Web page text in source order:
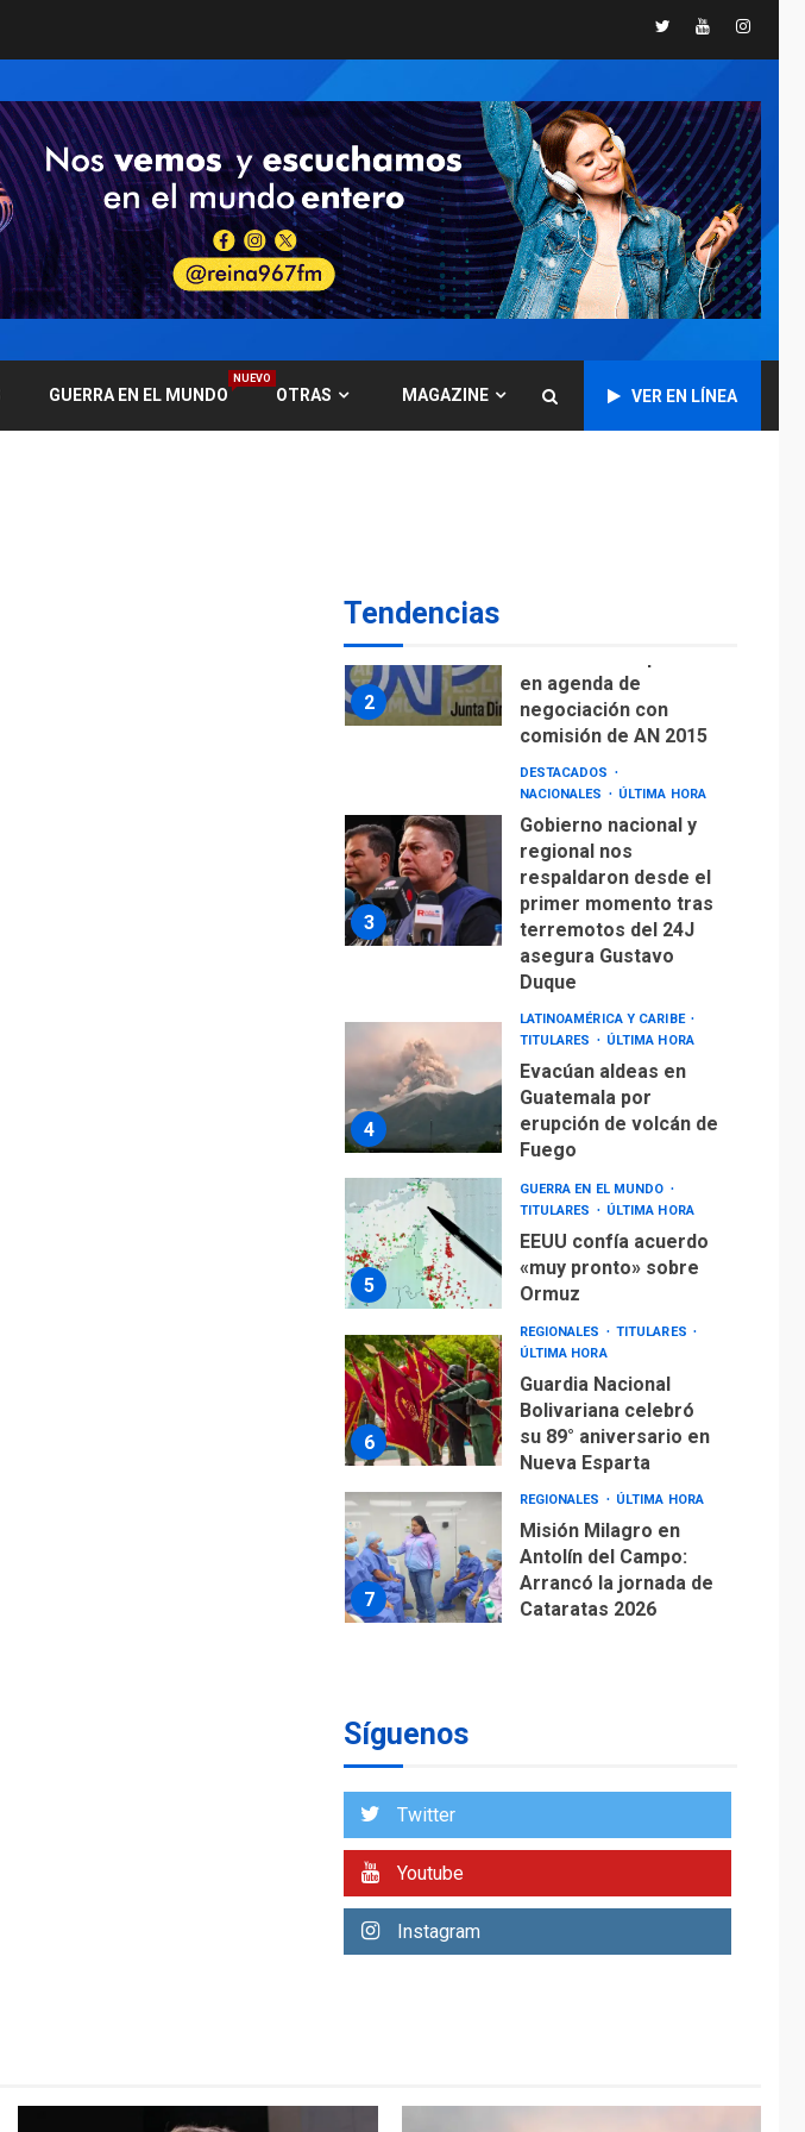
TwitterYoutube
GUERRA EN EL MUNDO
NUEVO
OTRAS MAGAZINE VER EN LÍNEA
Tendencias
6
REGIONALES
ÚLTIMA HORA
Guardia Nacional
Bolivariana celebró
su 89° aniversario en
Nueva Esparta
REGIONALES ÚLTIMA HORA
Misión Milagro en
Antolín del Campo:
Arrancó la jornada de
Cataratas 2026
ÚLTIMA HORA
Concejo Municipal de
2
en agenda de
negociación con
comisión de AN 2015
3
DESTACADOS
NACIONALES
ÚLTIMA HORA
Gobierno nacional y
regional nos
respaldaron desde el
primer momento tras
terremotos del 24J
asegura Gustavo
Duque
4
LATINOAMÉRICA Y CARIBE
TITULARES
ÚLTIMA HORA
Evacúan aldeas en
Guatemala por
erupción de volcán de
Fuego
5
GUERRA EN EL MUNDO
TITULARES
ÚLTIMA HORA
EEUU confía acuerdo
«muy pronto» sobre
Ormuz
6
REGIONALES
TITULARES
ÚLTIMA HORA
Guardia Nacional
Bolivariana celebró
su 89° aniversario en
Nueva Esparta
7
REGIONALES ÚLTIMA HORA
Misión Milagro en
Antolín del Campo:
Arrancó la jornada de
Cataratas 2026
1
POLÍTICA
TITULARES
CNP plantea incluir
regional nos
Síguenos
Twitter
Youtube
Instagram